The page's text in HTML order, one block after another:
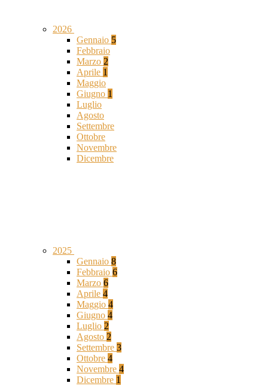
2026
Gennaio 5
Febbraio
Marzo 2
Aprile 1
Maggio
Giugno 1
Luglio
Agosto
Settembre
Ottobre
Novembre
Dicembre
2025
Gennaio 8
Febbraio 6
Marzo 6
Aprile 4
Maggio 4
Giugno 4
Luglio 2
Agosto 2
Settembre 3
Ottobre 4
Novembre 4
Dicembre 1